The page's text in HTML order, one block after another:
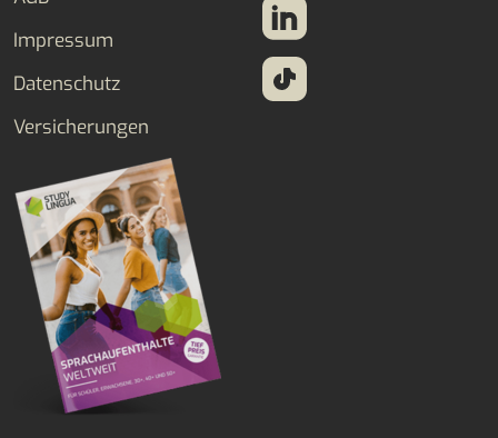
Impressum
Datenschutz
Versicherungen